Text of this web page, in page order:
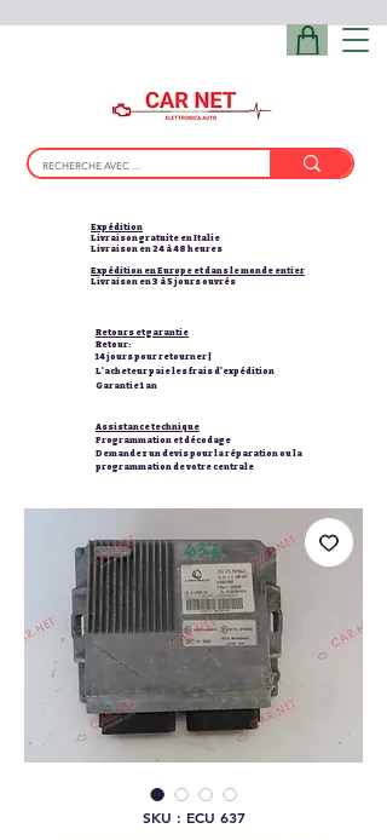
Expédition
Livraison gratuite en Italie
Livraison en 24 à 48 heures
Expédition en Europe et dans le monde entier
Livraison en 3 à 5 jours ouvrés
Retours et garantie
Retour:
14 jours pour retourner |
L'acheteur paie les frais d'expédition
Garantie 1 an
Assistance technique
Programmation et décodage
Demandez un devis pour la réparation ou la
programmation de votre centrale
SKU : ECU 637